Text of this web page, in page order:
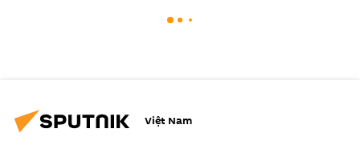
Việt Nam